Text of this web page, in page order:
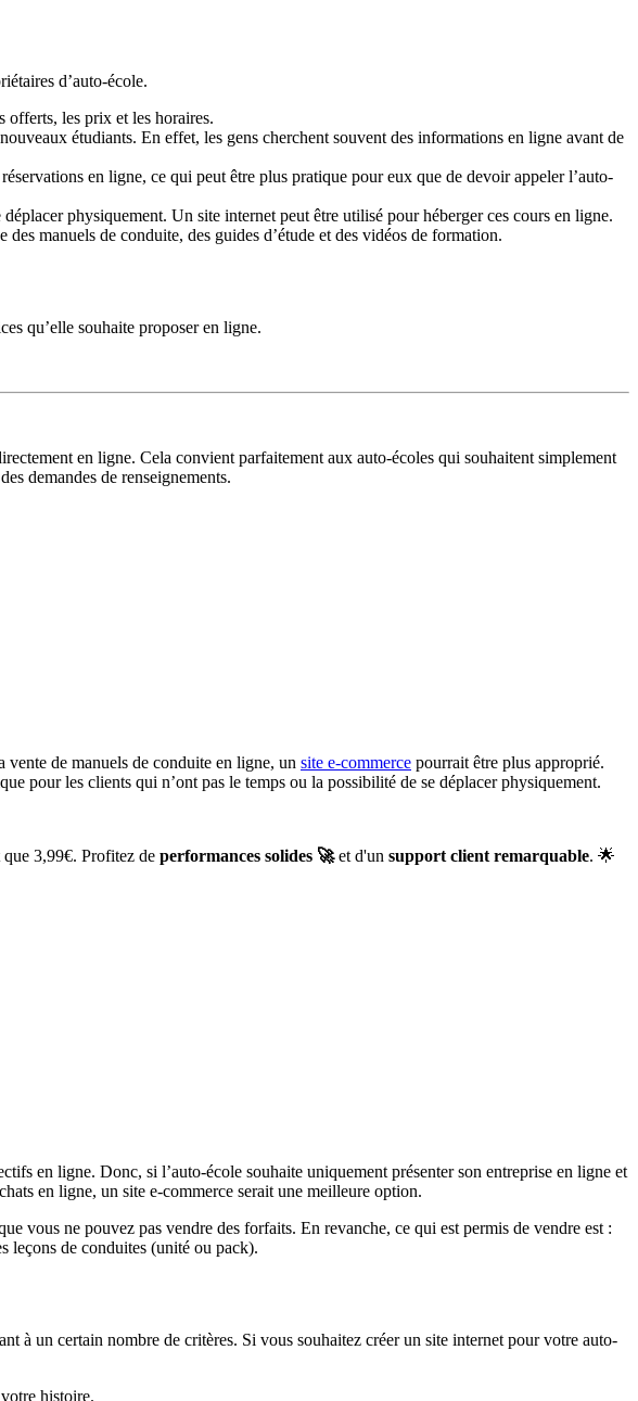
d’auto-école.
offerts, les prix et les horaires.
étudiants. En effet, les gens cherchent souvent des informations en ligne avant de
en ligne, ce qui peut être plus pratique pour eux que de devoir appeler l’auto-
physiquement. Un site internet peut être utilisé pour héberger ces cours en ligne.
manuels de conduite, des guides d’étude et des vidéos de formation.
qu’elle souhaite proposer en ligne.
en ligne. Cela convient parfaitement aux auto-écoles qui souhaitent simplement
demandes de renseignements.
de manuels de conduite en ligne, un site e-commerce pourrait être plus approprié.
pour les clients qui n’ont pas le temps ou la possibilité de se déplacer physiquement.
3,99€. Profitez de performances solides 🚀et d'un support client remarquable. 🌟
en ligne. Donc, si l’auto-école souhaite uniquement présenter son entreprise en ligne et
en ligne, un site e-commerce serait une meilleure option.
vous ne pouvez pas vendre des forfaits. En revanche, ce qui est permis de vendre est :
leçons de conduites (unité ou pack).
à un certain nombre de critères. Si vous souhaitez créer un site internet pour votre auto-
histoire.